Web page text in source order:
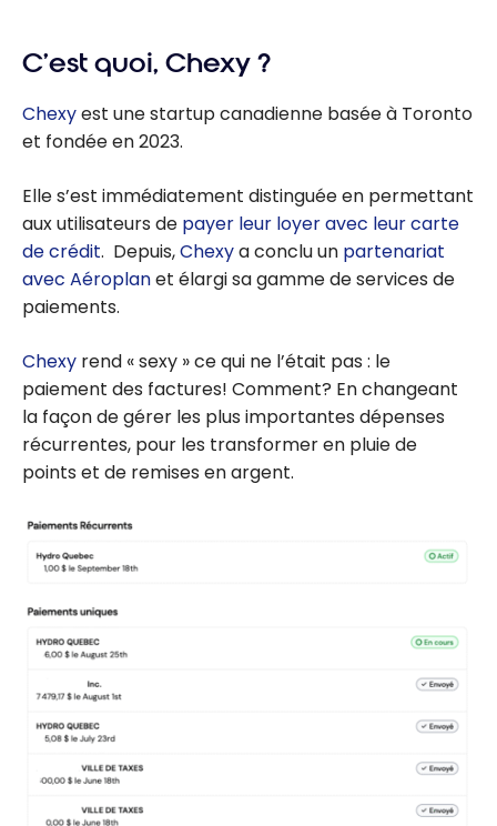
C’est quoi, Chexy ?
Chexyest une startup canadienne basée à Toronto
et fondée en 2023.
Elle s’est immédiatement distinguée en permettant
aux utilisateurs de payer leur loyer avec leur carte
de crédit. Depuis,Chexya conclu un partenariat
avec Aéroplanet élargi sa gamme de services de
paiements.
Chexy rend « sexy » ce qui ne l’était pas : le
paiement des factures! Comment? En changeant
la façon de gérer les plus importantes dépenses
récurrentes, pour les transformer en pluie de
points et de remises en argent.